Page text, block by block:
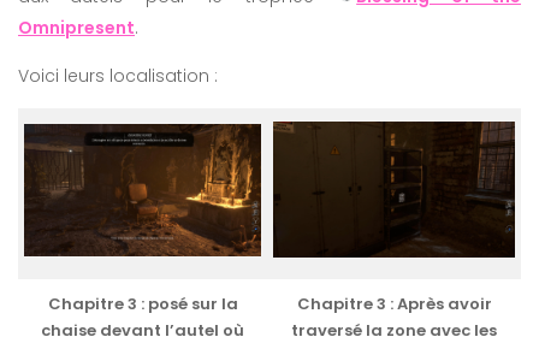
Omnipresent.
Voici leurs localisation :
Chapitre 3 : posé sur la
chaise devant l’autel où
Chapitre 3 : Après avoir
traversé la zone avec les